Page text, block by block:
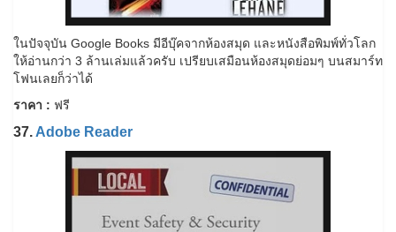
ในปัจจุบัน Google Books มีอีบุ๊คจากห้องสมุด และหนังสือพิมพ์ทั่วโลก
ให้อ่านกว่า 3 ล้านเล่มแล้วครับ เปรียบเสมือนห้องสมุดย่อมๆ บนสมาร์ท
โฟนเลยก็ว่าได้
ราคา : ฟรี
37. Adobe Reader